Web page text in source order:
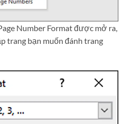
Number Format được mở ra,
trang bạn muốn đánh trang